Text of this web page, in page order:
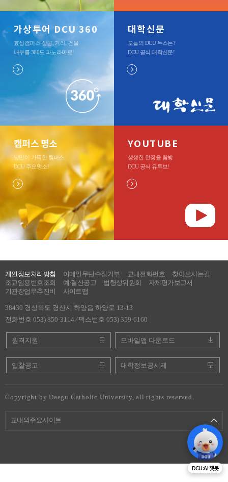
가상투어 DCU 360
효성캠퍼스 상공, 거리, 건물
내부를 360도 파노라마로!
캠퍼스 명소
낭만이 가득한 캠퍼스.
DCU 주요명소!
대학신문
오늘의 DCU 뉴스는?
DCU 공식 대학신문!
YOUTUBE
생생한 현장을 탐방
DCU 공식 유튜브!
개인정보처리방침 이메일무단수집거부 교내전화번호
찾아오시는길
조교임용번호조회
예·결산공고 법령상위원회
자체평가보고서
기관장업무추진비
사이트맵
38430 경상북도 경산시 하양읍 하양로 13-13
전화번호 053) 850-3114 ⁄ 팩스번호 053) 359-6160
원격지원 모바일앱 다운로드
입찰공고 대학정보공시제
Copyright by Daegu Catholic University, all rights reserved.
교내외주요사이트
DCU:AI 챗봇